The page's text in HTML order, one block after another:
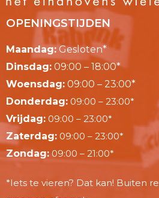
OPENINGSTIJDEN
Maandag: Gesloten*
Dinsdag: 09:00 – 18:00*
Woensdag: 09:00 – 23:00*
Donderdag: 09:00 – 23:00*
Vrijdag: 09:00 – 23:00*
Zaterdag: 09:00 – 23:00*
Zondag: 09:00 – 21:00*
*Iets te vieren? Dat kan! Buiten